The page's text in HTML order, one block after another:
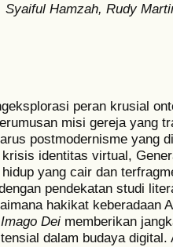
Syaiful Hamzah, Rudy
peran krusial
misi gereja yang
postmodernisme yang
identitas virtual,
yang cair dan
pendekatan studi
hakikat keberadaan
Imago Dei memberikan
dalam budaya